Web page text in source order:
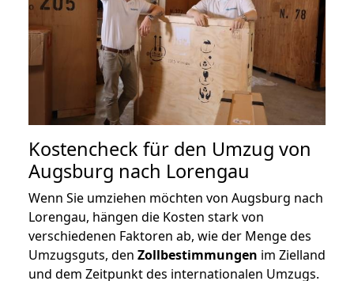
Kostencheck für den Umzug von
Augsburg nach Lorengau
Wenn Sie umziehen möchten von Augsburg nach
Lorengau, hängen die Kosten stark von
verschiedenen Faktoren ab, wie der Menge des
Umzugsguts, den Zollbestimmungen im Zielland
und dem Zeitpunkt des internationalen Umzugs.